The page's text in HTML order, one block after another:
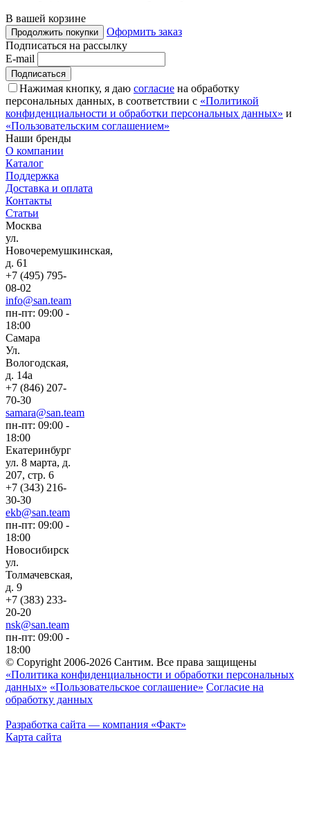
В вашей корзине
Продолжить покупки
Оформить заказ
Подписаться на рассылку
E-mail
Нажимая кнопку, я даю согласие на обработку
персональных данных, в соответствии с «Политикой
конфиденциальности и обработки персональных данных» и
«Пользовательским соглашением»
Наши бренды
О компании
Каталог
Поддержка
Доставка и оплата
Контакты
Статьи
Москва
ул.
Новочеремушкинская,
д. 61
+7 (495) 795-
08-02
info@san.team
пн-пт: 09:00 -
18:00
Самара
Ул.
Вологодская,
д. 14а
+7 (846) 207-
70-30
samara@san.team
пн-пт: 09:00 -
18:00
Екатеринбург
ул. 8 марта, д.
207, стр. 6
+7 (343) 216-
30-30
ekb@san.team
пн-пт: 09:00 -
18:00
Новосибирск
ул.
Толмачевская,
д. 9
+7 (383) 233-
20-20
nsk@san.team
пн-пт: 09:00 -
18:00
© Copyright 2006-2026 Сантим. Все права защищены
«Политика конфиденциальности и обработки персональных
данных» «Пользовательское соглашение» Согласие на
обработку данных
Разработка сайта — компания «Факт»
Карта сайта